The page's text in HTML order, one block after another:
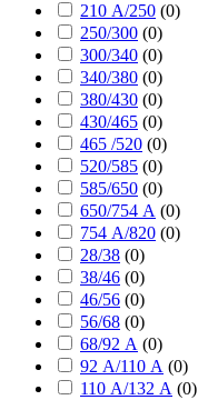
210 А/250 (0)
250/300 (0)
300/340 (0)
340/380 (0)
380/430 (0)
430/465 (0)
465 /520 (0)
520/585 (0)
585/650 (0)
650/754 А (0)
754 А/820 (0)
28/38 (0)
38/46 (0)
46/56 (0)
56/68 (0)
68/92 А (0)
92 А/110 А (0)
110 А/132 А (0)